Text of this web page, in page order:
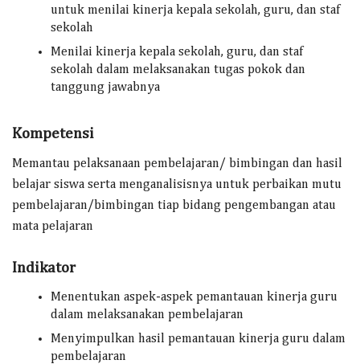
untuk menilai kinerja kepala sekolah, guru, dan staf
sekolah
Menilai kinerja kepala sekolah, guru, dan staf
sekolah dalam melaksanakan tugas pokok dan
tanggung jawabnya
Kompetensi
Memantau pelaksanaan pembelajaran/ bimbingan dan hasil
belajar siswa serta menganalisisnya untuk perbaikan mutu
pembelajaran/bimbingan tiap bidang pengembangan atau
mata pelajaran
Indikator
Menentukan aspek-aspek pemantauan kinerja guru
dalam melaksanakan pembelajaran
Menyimpulkan hasil pemantauan kinerja guru dalam
pembelajaran